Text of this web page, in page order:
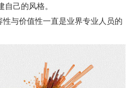
自己的风格。
性与价值性一直是业界专业人员的